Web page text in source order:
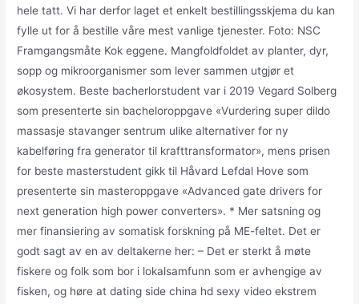
hele tatt. Vi har derfor laget et enkelt bestillingsskjema du kan
fylle ut for å bestille våre mest vanlige tjenester. Foto: NSC
Framgangsmåte Kok eggene. Mangfoldfoldet av planter, dyr,
sopp og mikroorganismer som lever sammen utgjør et
økosystem. Beste bacherlorstudent var i 2019 Vegard Solberg
som presenterte sin bacheloroppgave «Vurdering super dildo
massasje stavanger sentrum ulike alternativer for ny
kabelføring fra generator til krafttransformator», mens prisen
for beste masterstudent gikk til Håvard Lefdal Hove som
presenterte sin masteroppgave «Advanced gate drivers for
next generation high power converters». * Mer satsning og
mer finansiering av somatisk forskning på ME-feltet. Det er
godt sagt av en av deltakerne her: – Det er sterkt å møte
fiskere og folk som bor i lokalsamfunn som er avhengige av
fisken, og høre at dating side china hd sexy video ekstrem